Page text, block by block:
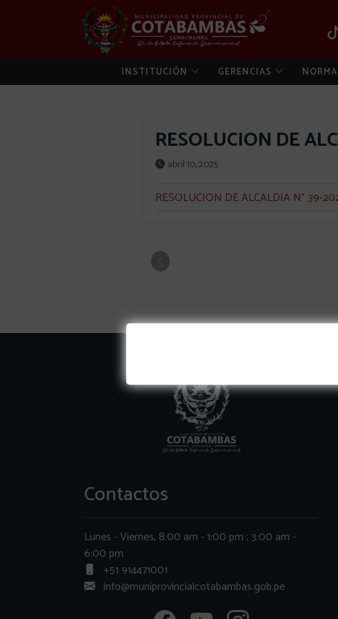
INSTITUCIÓN GERENCIAS
RESOLUCION DE
abril 10, 2025
RESOLUCION DE ALCALDIA N° 39-
Contactos
Lunes - Viernes, 8:00 am - 1:00 pm ; 3:00 am -
6:00 pm
+51 914471001
info@muniprovincialcotabambas.gob.pe